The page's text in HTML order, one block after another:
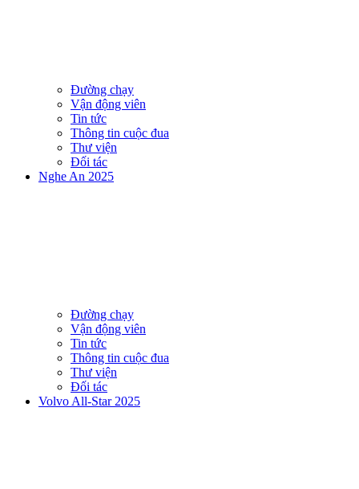
Đường chạy
Vận động viên
Tin tức
Thông tin cuộc đua
Thư viện
Đối tác
Nghe An 2025
Đường chạy
Vận động viên
Tin tức
Thông tin cuộc đua
Thư viện
Đối tác
Volvo All-Star 2025